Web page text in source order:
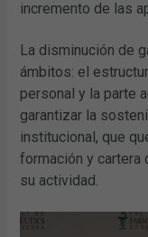
incremento de las
La disminución de
ámbitos: el
personal y la parte
garantizar la
institucional, que
formación y cartera
su actividad.